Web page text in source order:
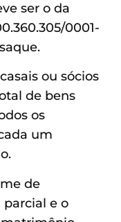
ser o da
0001-
ou sócios
de bens
os
um
de
e o